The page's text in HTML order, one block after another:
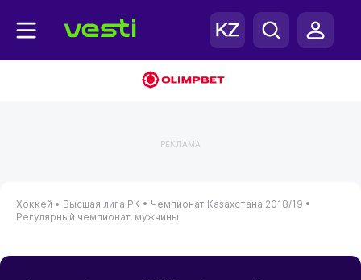
РЕКЛАМА
Хоккей • Высшая лига РК • Чемпионат Казахстана 2018/19 •
Регулярный чемпионат, мужчины